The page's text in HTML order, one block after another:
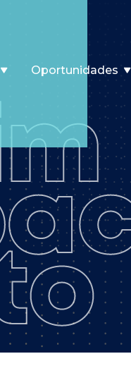
Oportunidades